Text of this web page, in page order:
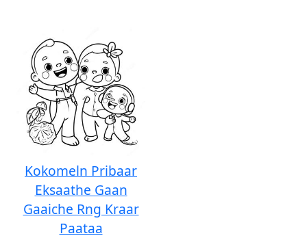
Kokomeln Pribaar
Eksaathe Gaan
Gaaiche Rng Kraar
Paataa